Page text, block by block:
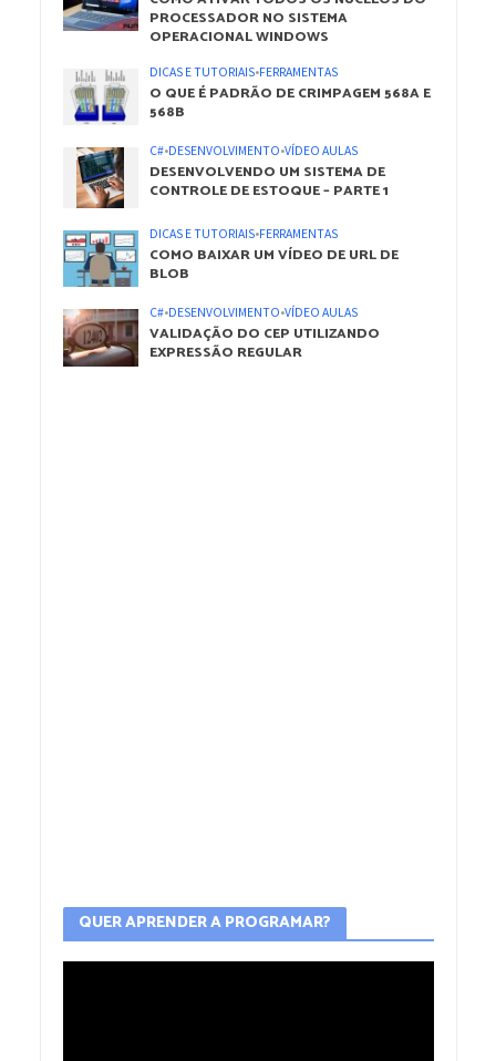
PROCESSADOR NO SISTEMA
OPERACIONAL WINDOWS
DICAS E TUTORIAIS•FERRAMENTAS
O QUE É PADRÃO DE CRIMPAGEM 568A E
568B
C#•DESENVOLVIMENTO•VÍDEO AULAS
DESENVOLVENDO UM SISTEMA DE
CONTROLE DE ESTOQUE – PARTE 1
DICAS E TUTORIAIS•FERRAMENTAS
COMO BAIXAR UM VÍDEO DE URL DE
BLOB
C#•DESENVOLVIMENTO•VÍDEO AULAS
VALIDAÇÃO DO CEP UTILIZANDO
EXPRESSÃO REGULAR
QUER APRENDER A PROGRAMAR?